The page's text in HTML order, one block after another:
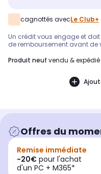
cagnottés avecLe Club+
Un crédit vous engage et
de remboursement avant de
produit neuf vendu &
Offres du
Remise immédiate
-20€ pour l'achat
d'un PC + M365*